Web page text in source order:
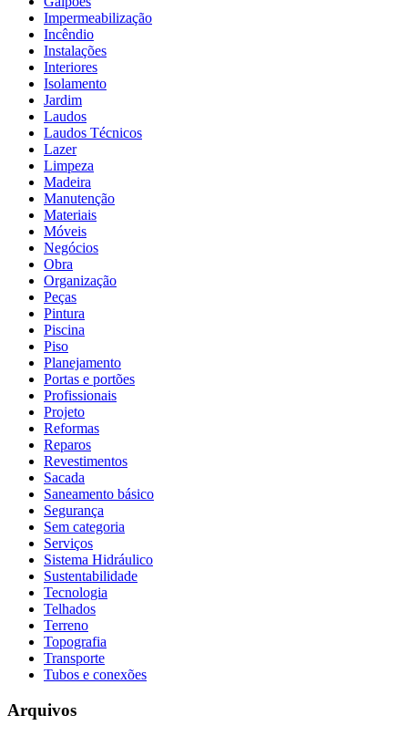
Impermeabilização
Incêndio
Instalações
Interiores
Isolamento
Jardim
Laudos
Laudos Técnicos
Lazer
Limpeza
Madeira
Manutenção
Materiais
Móveis
Negócios
Obra
Organização
Peças
Pintura
Piscina
Piso
Planejamento
Portas e portões
Profissionais
Projeto
Reformas
Reparos
Revestimentos
Sacada
Saneamento básico
Segurança
Sem categoria
Serviços
Sistema Hidráulico
Sustentabilidade
Tecnologia
Telhados
Terreno
Topografia
Transporte
Tubos e conexões
Arquivos